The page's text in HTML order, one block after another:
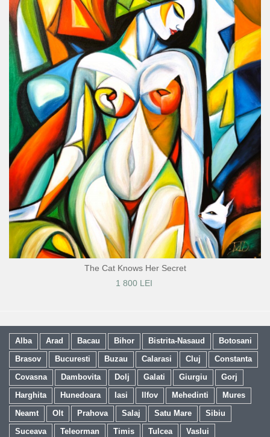
The Cat Knows Her Secret
1 800 LEI
Alba Arad Bacau Bihor Bistrita-Nasaud
Botosani
Brasov
Bucuresti Buzau Calarasi Cluj
Constanta
Covasna
Dambovita Dolj Galati Giurgiu
Gorj
Harghita
Hunedoara Iasi Ilfov Mehedinti
Mures
Neamt
Olt Prahova Salaj Satu Mare
Sibiu
Suceava
Teleorman Timis Tulcea Vaslui